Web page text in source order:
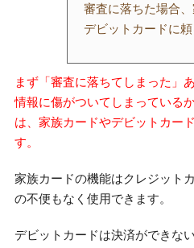
審査に落ちた場合、
デビットカードに
まず「審査に落ちてしまった」
情報に傷がついてしまっている
は、家族カードやデビットカー
す。
家族カードの機能はクレジット
の不便もなく使用できます。
デビットカードは決済ができな